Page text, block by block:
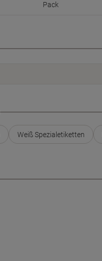
Pack
Weiß Spezialetiketten